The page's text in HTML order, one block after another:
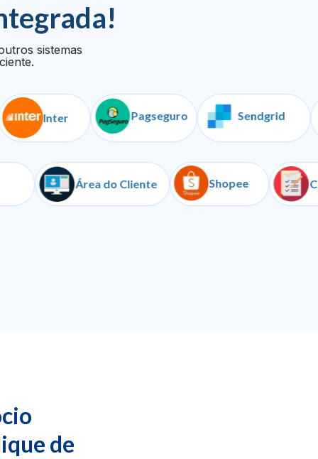
sistemas
Inter Pagseguro Sendgrid
Iugu Área do Cliente Shopee
de